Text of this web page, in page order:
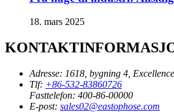
18. mars 2025
Adresse: 1618, bygning 4,
Tlf: +86-532-83860726
Fasttelefon: 400-86-00000
E-post: sales02@eastophose.com